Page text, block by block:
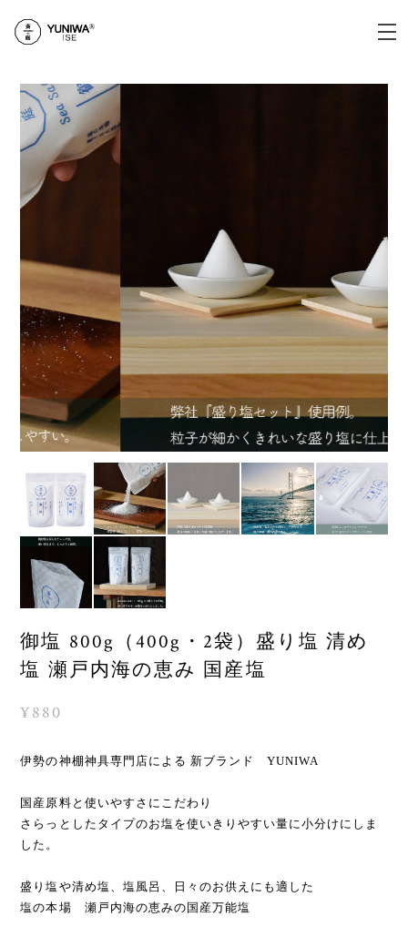
御塩 800g（400g・2袋）盛り塩 清め
塩 瀬戸内海の恵み 国産塩
¥880
伊勢の神棚神具専門店による 新ブランド YUNIWA
国産原料と使いやすさにこだわり
さらっとしたタイプのお塩を使いきりやすい量に小分けにしま
した。
盛り塩や清め塩、塩風呂、日々のお供えにも適した
塩の本場 瀬戸内海の恵みの国産万能塩